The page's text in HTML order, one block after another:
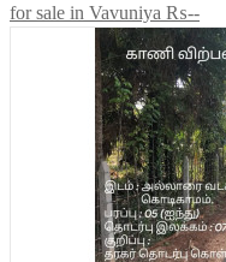
for sale in Vavuniya ₨--